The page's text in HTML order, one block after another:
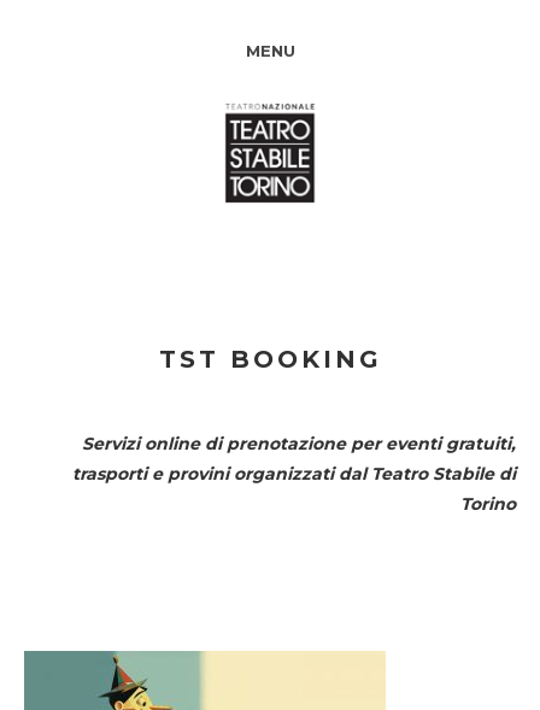
MENU
TST BOOKING
Servizi online di prenotazione per eventi gratuiti,
trasporti e provini organizzati dal Teatro Stabile di
Torino